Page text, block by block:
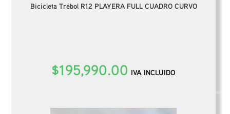
Bicicleta Trébol R12 PLAYERA FULL CUADRO CURVO
$195,990.00 IVA INCLUIDO